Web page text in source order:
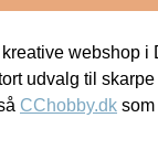
webshop i
udvalg til skarpe
CChobby.dk som